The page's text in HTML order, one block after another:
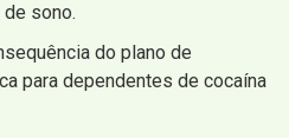
sono.
do plano de
para dependentes de cocaína